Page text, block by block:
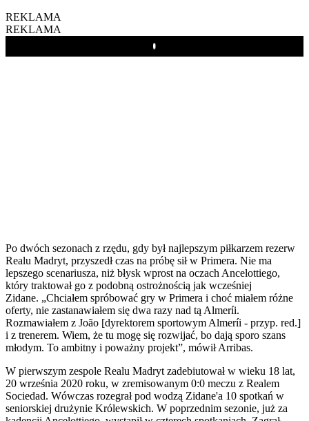
REKLAMA
REKLAMA
Play
Po dwóch sezonach z rzędu, gdy był najlepszym piłkarzem rezerw
Realu Madryt, przyszedł czas na próbę sił w Primera. Nie ma
lepszego scenariusza, niż błysk wprost na oczach Ancelottiego,
który traktował go z podobną ostrożnością jak wcześniej
Zidane. „Chciałem spróbować gry w Primera i choć miałem różne
oferty, nie zastanawiałem się dwa razy nad tą Almeríi.
Rozmawiałem z João [dyrektorem sportowym Almeríi - przyp. red.]
i z trenerem. Wiem, że tu mogę się rozwijać, bo dają sporo szans
młodym. To ambitny i poważny projekt”, mówił Arribas.
W pierwszym zespole Realu Madryt zadebiutował w wieku 18 lat,
20 września 2020 roku, w zremisowanym 0:0 meczu z Realem
Sociedad. Wówczas rozegrał pod wodzą Zidane'a 10 spotkań w
seniorskiej drużynie Królewskich. W poprzednim sezonie, już za